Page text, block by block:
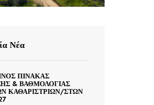
Νέα
ΠΙΝΑΚΑΣ
& ΒΑΘΜΟΛΟΓΙΑΣ
ΚΑΘΑΡΙΣΤΡΙΩΝ/ΣΤΩΝ